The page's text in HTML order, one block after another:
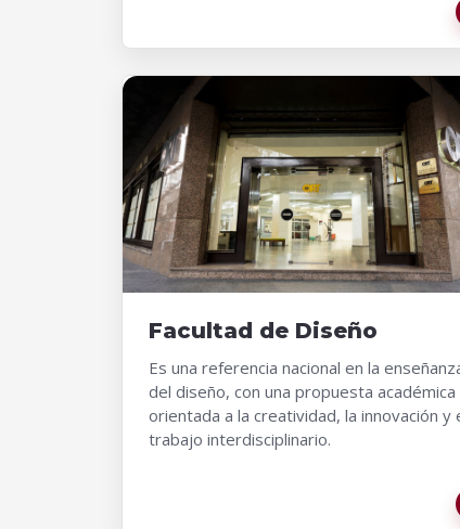
Facultad de Diseño
Es una referencia nacional en la
del diseño, con una propuesta académica
orientada a la creatividad, la innovación y
trabajo interdisciplinario.